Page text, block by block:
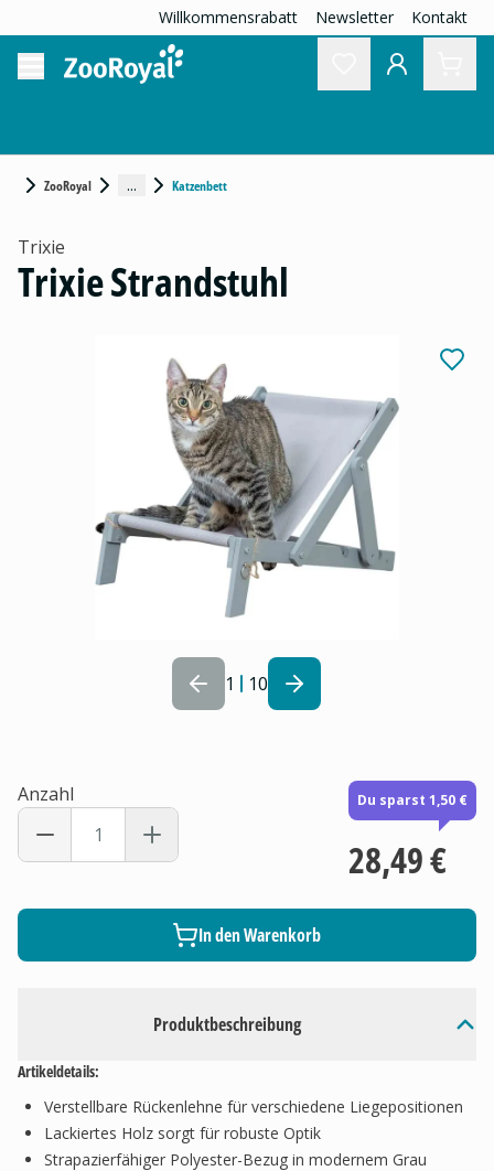
Willkommensrabatt Newsletter Kontakt
ZooRoyal ... Katzenbett
1 10
Produktbeschreibung
Artikeldetails:
Verstellbare Rückenlehne für verschiedene Liegepositionen
Lackiertes Holz sorgt für robuste Optik
Strapazierfähiger Polyester-Bezug in modernem Grau
Trixie
Trixie Strandstuhl
Anzahl Du sparst 1,50 €
28,49 €
In den Warenkorb